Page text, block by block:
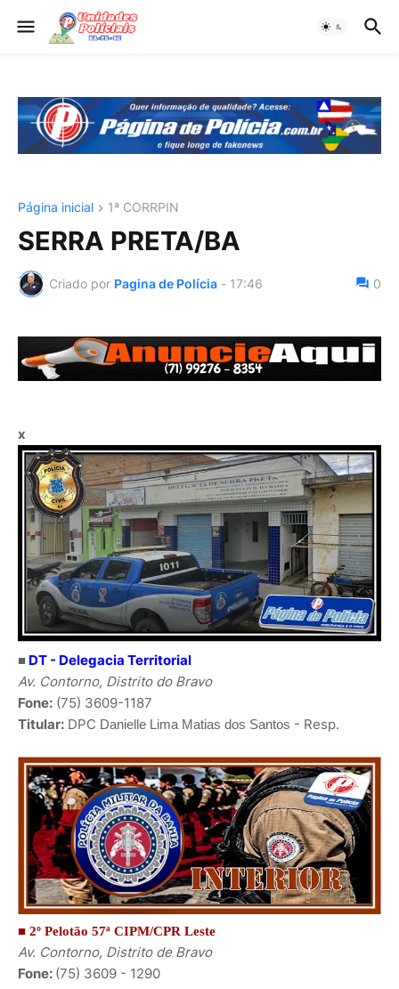
Página inicial 1ª CORRPIN
SERRA PRETA/BA
Criado por Pagina de Polícia - 17:46 0
x
■ DT - Delegacia Territorial
Av. Contorno, Distrito do Bravo
Fone: (75) 3609-1187
Titular: DPC Danielle Lima Matias dos Santos - Resp.
■ 2º Pelotão 57ª CIPM/CPR Leste
Av. Contorno, Distrito de Bravo
Fone: (75) 3609 - 1290